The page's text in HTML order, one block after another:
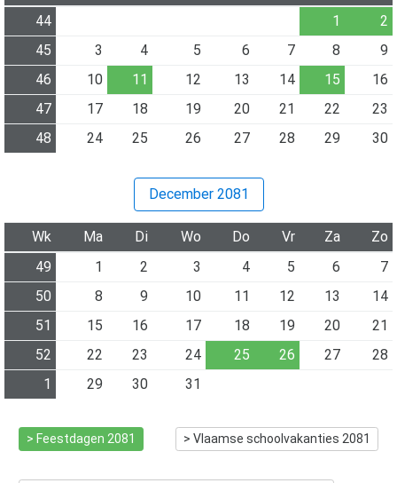
44
1
2
45
3 4 5 6 7 8
9
46
10 11 12 13 14 15
16
47
17 18 19 20 21 22
23
48
24 25 26 27 28 29 30
December 2081
Wk Ma Di Wo Do Vr Za
Zo
49
1 2 3 4 5 6
7
50
8 9 10 11 12 13
14
51
15 16 17 18 19 20
21
52
22 23 24 25 26 27
28
1
29 30 31
> Feestdagen 2081 > Vlaamse schoolvakanties 2081